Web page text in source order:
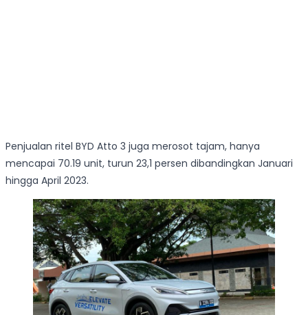
Penjualan ritel BYD Atto 3 juga merosot tajam, hanya
mencapai 70.19 unit, turun 23,1 persen dibandingkan Januari
hingga April 2023.